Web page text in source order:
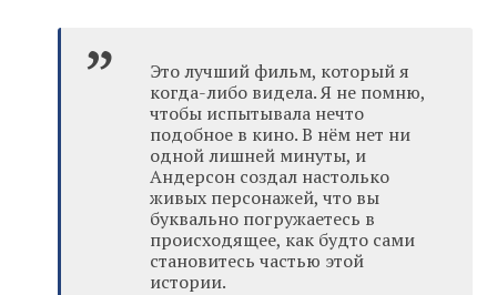
Это лучший фильм, который я
когда-либо видела. Я не помню,
чтобы испытывала нечто
подобное в кино. В нём нет ни
одной лишней минуты, и
Андерсон создал настолько
живых персонажей, что вы
буквально погружаетесь в
происходящее, как будто сами
становитесь частью этой
истории.